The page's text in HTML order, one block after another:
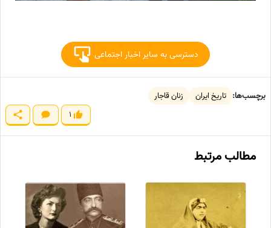
دسترسی به سایر اخبار اجتماعی
برچسب‌ها: تاریخ ایران
زنان قاجار
1
مطالب مرتبط